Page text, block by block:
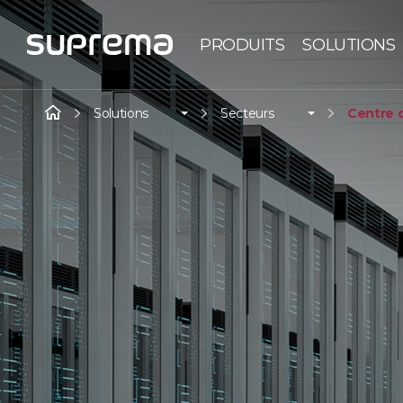
PRODUITS SOLUTIONS
Solutions Secteurs Centre